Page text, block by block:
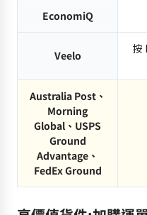
EconomiQ
Veelo
按
Australia Post、
Morning
Global、USPS
Ground
Advantage、
FedEx Ground